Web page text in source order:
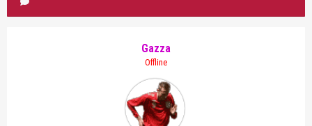
Gazza
Offline